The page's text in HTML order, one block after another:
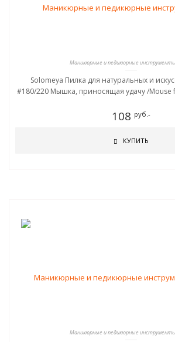
Маникюрные и педикюрные
Solomeya Пилка для натуральных и
#180/220 Мышка, приносящая удачу /Mouse
108 руб.-
КУПИТЬ
Маникюрные и педикюрные